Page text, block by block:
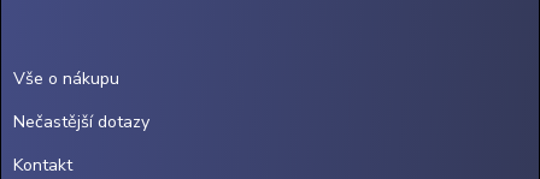
Vše o nákupu
Nečastější dotazy
Kontakt